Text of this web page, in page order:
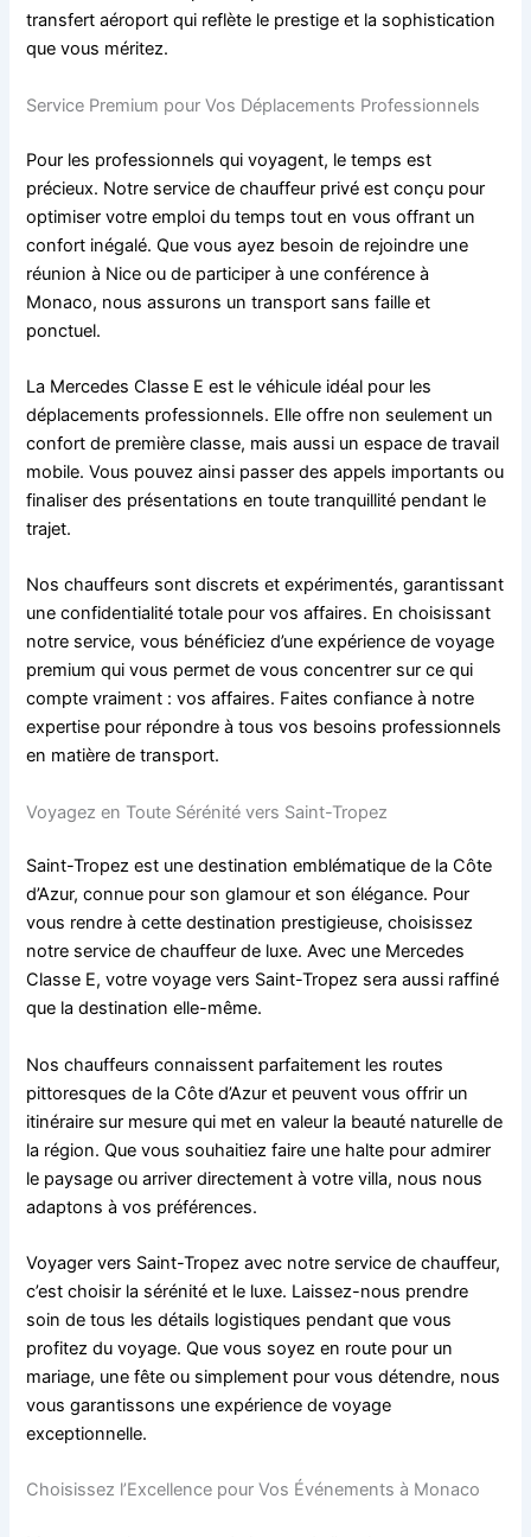
transfert aéroport qui reflète le prestige et la sophistication
que vous méritez.
Service Premium pour Vos Déplacements Professionnels
Pour les professionnels qui voyagent, le temps est
précieux. Notre service de chauffeur privé est conçu pour
optimiser votre emploi du temps tout en vous offrant un
confort inégalé. Que vous ayez besoin de rejoindre une
réunion à Nice ou de participer à une conférence à
Monaco, nous assurons un transport sans faille et
ponctuel.
La Mercedes Classe E est le véhicule idéal pour les
déplacements professionnels. Elle offre non seulement un
confort de première classe, mais aussi un espace de travail
mobile. Vous pouvez ainsi passer des appels importants ou
finaliser des présentations en toute tranquillité pendant le
trajet.
Nos chauffeurs sont discrets et expérimentés, garantissant
une confidentialité totale pour vos affaires. En choisissant
notre service, vous bénéficiez d’une expérience de voyage
premium qui vous permet de vous concentrer sur ce qui
compte vraiment : vos affaires. Faites confiance à notre
expertise pour répondre à tous vos besoins professionnels
en matière de transport.
Voyagez en Toute Sérénité vers Saint-Tropez
Saint-Tropez est une destination emblématique de la Côte
d’Azur, connue pour son glamour et son élégance. Pour
vous rendre à cette destination prestigieuse, choisissez
notre service de chauffeur de luxe. Avec une Mercedes
Classe E, votre voyage vers Saint-Tropez sera aussi raffiné
que la destination elle-même.
Nos chauffeurs connaissent parfaitement les routes
pittoresques de la Côte d’Azur et peuvent vous offrir un
itinéraire sur mesure qui met en valeur la beauté naturelle de
la région. Que vous souhaitiez faire une halte pour admirer
le paysage ou arriver directement à votre villa, nous nous
adaptons à vos préférences.
Voyager vers Saint-Tropez avec notre service de chauffeur,
c’est choisir la sérénité et le luxe. Laissez-nous prendre
soin de tous les détails logistiques pendant que vous
profitez du voyage. Que vous soyez en route pour un
mariage, une fête ou simplement pour vous détendre, nous
vous garantissons une expérience de voyage
exceptionnelle.
Choisissez l’Excellence pour Vos Événements à Monaco